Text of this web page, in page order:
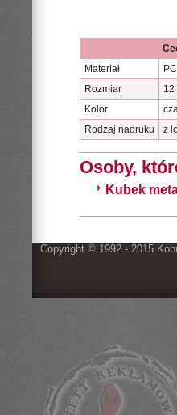
Materiał
Rozmiar
12
Kolor
Rodzaj nadruku
z
Osoby,
Kubek
Copyright © 1992 - 2015